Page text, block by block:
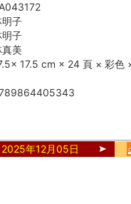
明子
明子
美
17.5 cm × 24 頁 × 彩色
2025年12月05日